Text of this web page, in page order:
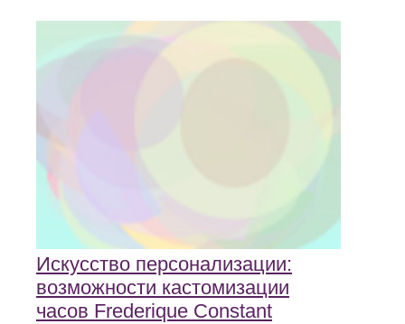
Искусство персонализации:
возможности кастомизации
часов Frederique Constant